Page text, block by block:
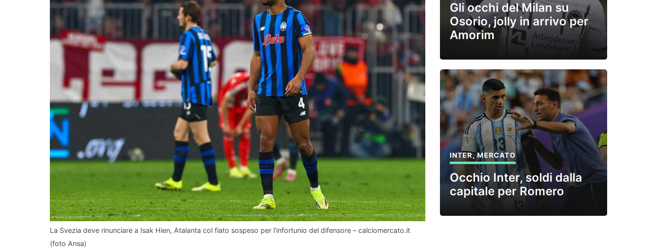
La Svezia deve rinunciare a Isak Hien, Atalanta col fiato sospeso per l’infortunio del difensore – calciomercato.it
(foto Ansa)
Gli occhi del Milan su
Osorio, jolly in arrivo per
Amorim
INTER,MERCATO
Occhio Inter, soldi dalla
capitale per Romero